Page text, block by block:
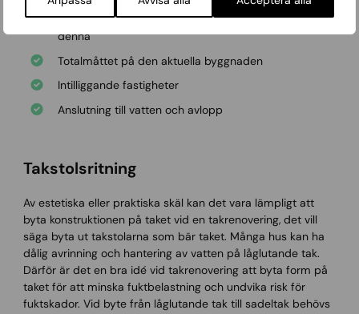
Avstånd till befintlig bebyggelse samt placering på
denna
Totalmåttet på den aktuella byggnaden
Intilliggande fastigheter
Anslutning till vatten och avlopp
Takstolsritning
Av estetiska eller praktiska skäl kan det vara lämpligt att
byta konstruktionen på taket vid en takrenovering, det vill
säga byta ut takstolarna som bär taket. Många hus kan ha
dålig avrinning och hantering av vatten på låglutande tak.
Därför är det en bra idé vid takrenovering att byta form på
taket för att minska fuktbelastning och undvika risk för
fuktskador. Vid byte från låglutande tak till sadeltak behövs